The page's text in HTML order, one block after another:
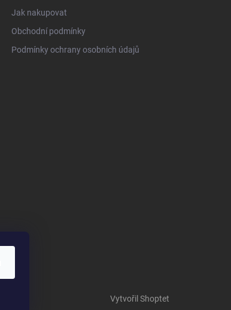
Jak nakupovat
Obchodní podmínky
Podmínky ochrany osobních údajů
Vytvořil Shoptet